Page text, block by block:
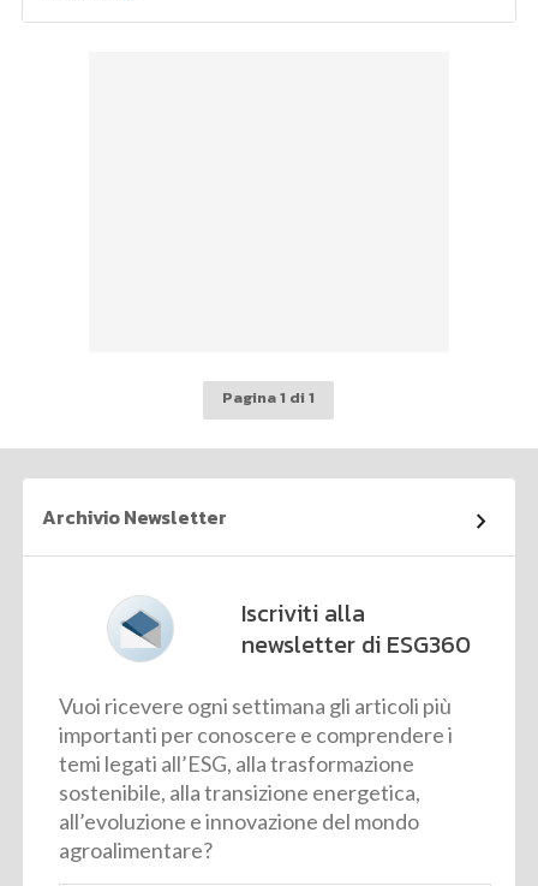
Pagina 1 di 1
Archivio Newsletter
Iscriviti alla
newsletter di ESG360
Vuoi ricevere ogni settimana gli articoli più
importanti per conoscere e comprendere i
temi legati all’ESG, alla trasformazione
sostenibile, alla transizione energetica,
all’evoluzione e innovazione del mondo
agroalimentare?